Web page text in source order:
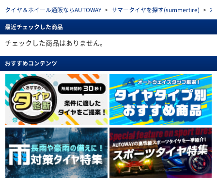
タイヤ＆ホイール通販ならAUTOWAY > サマータイヤを探す(summertire) >
最近チェックした商品
チェックした商品はありません。
おすすめコンテンツ